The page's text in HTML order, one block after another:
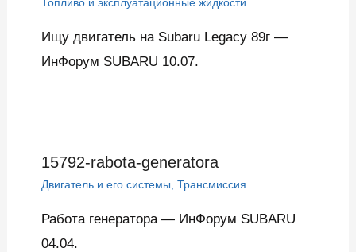
Топливо и эксплуатационные жидкости
Ищу двигатель на Subaru Legacy 89г —
ИнФорум SUBARU 10.07.
15792-rabota-generatora
Двигатель и его системы Трансмиссия
Работа генератора — ИнФорум SUBARU
04.04.